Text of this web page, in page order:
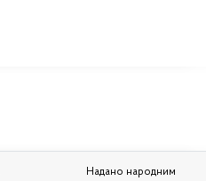
Надано народним